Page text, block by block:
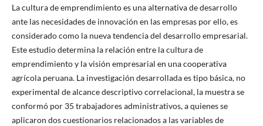
La cultura de emprendimiento es una alternativa de desarrollo
ante las necesidades de innovación en las empresas por ello, es
considerado como la nueva tendencia del desarrollo empresarial.
Este estudio determina la relación entre la cultura de
emprendimiento y la visión empresarial en una cooperativa
agrícola peruana. La investigación desarrollada es tipo básica, no
experimental de alcance descriptivo correlacional, la muestra se
conformó por 35 trabajadores administrativos, a quienes se
aplicaron dos cuestionarios relacionados a las variables de